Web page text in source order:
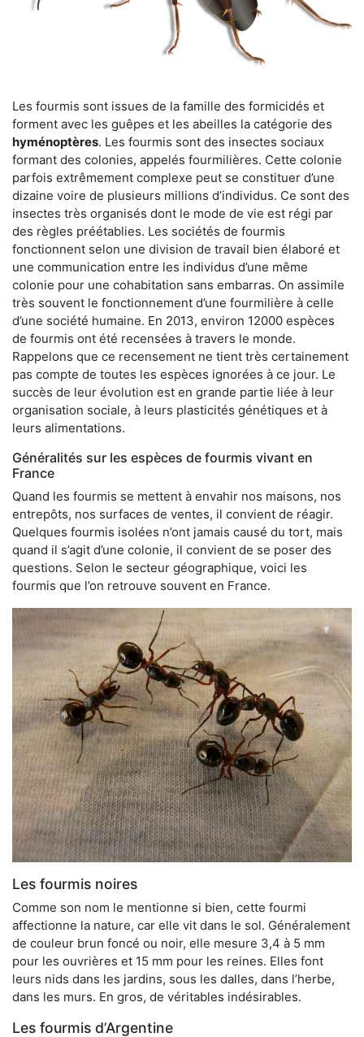
Les fourmis sont issues de la famille des formicidés et
forment avec les guêpes et les abeilles la catégorie des
hyménoptères. Les fourmis sont des insectes sociaux
formant des colonies, appelés fourmilières. Cette colonie
parfois extrêmement complexe peut se constituer d’une
dizaine voire de plusieurs millions d’individus. Ce sont des
insectes très organisés dont le mode de vie est régi par
des règles préétablies. Les sociétés de fourmis
fonctionnent selon une division de travail bien élaboré et
une communication entre les individus d’une même
colonie pour une cohabitation sans embarras. On assimile
très souvent le fonctionnement d’une fourmilière à celle
d’une société humaine. En 2013, environ 12000 espèces
de fourmis ont été recensées à travers le monde.
Rappelons que ce recensement ne tient très certainement
pas compte de toutes les espèces ignorées à ce jour. Le
succès de leur évolution est en grande partie liée à leur
organisation sociale, à leurs plasticités génétiques et à
leurs alimentations.
Généralités sur les espèces de fourmis vivant en
France
Quand les fourmis se mettent à envahir nos maisons, nos
entrepôts, nos surfaces de ventes, il convient de réagir.
Quelques fourmis isolées n’ont jamais causé du tort, mais
quand il s’agit d’une colonie, il convient de se poser des
questions. Selon le secteur géographique, voici les
fourmis que l’on retrouve souvent en France.
Les fourmis noires
Comme son nom le mentionne si bien, cette fourmi
affectionne la nature, car elle vit dans le sol. Généralement
de couleur brun foncé ou noir, elle mesure 3,4 à 5 mm
pour les ouvrières et 15 mm pour les reines. Elles font
leurs nids dans les jardins, sous les dalles, dans l’herbe,
dans les murs. En gros, de véritables indésirables.
Les fourmis d’Argentine